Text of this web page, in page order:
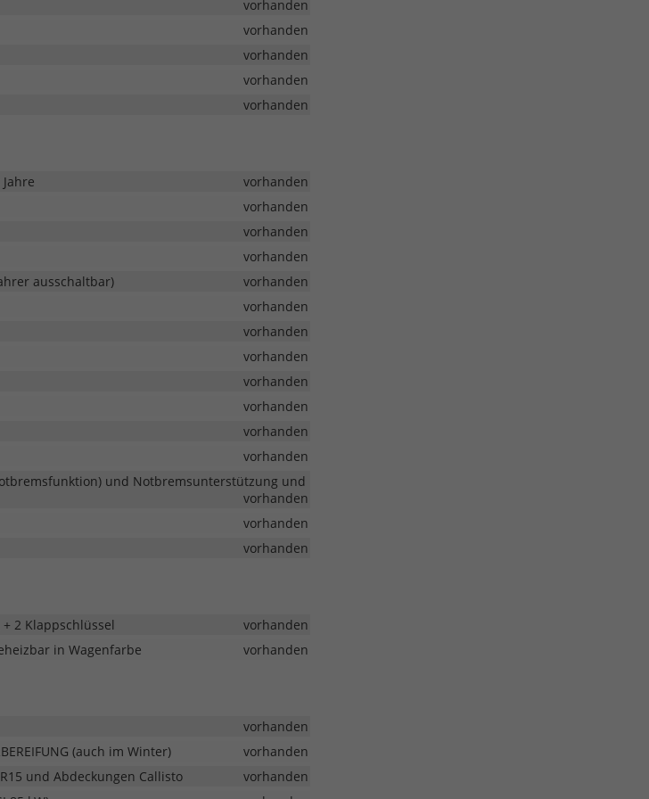
vorhanden
vorhanden
vorhanden
vorhanden
vorhanden
vorhanden
vorhanden
vorhanden
vorhanden
ausschaltbar)
vorhanden
vorhanden
vorhanden
vorhanden
vorhanden
vorhanden
vorhanden
vorhanden
und Notbremsunterstützung und
vorhanden
vorhanden
vorhanden
2 Klappschlüssel
vorhanden
in Wagenfarbe
vorhanden
vorhanden
(auch im Winter)
vorhanden
und Abdeckungen Callisto
vorhanden